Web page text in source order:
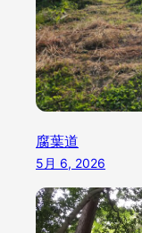
腐葉道
5月 6, 2026